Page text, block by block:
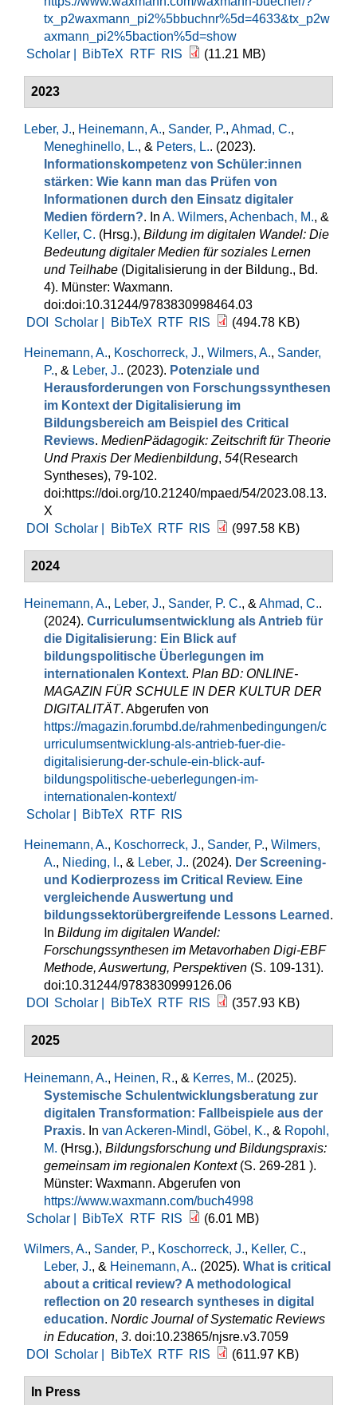
tx_p2waxmann_pi2%5bbuchnr%5d=4633&tx_p2w
axmann_pi2%5baction%5d=show
Scholar |
BibTeX RTF RIS (11.21 MB)
2023
Leber, J., Heinemann, A., Sander, P., Ahmad, C.,
Meneghinello, L., & Peters, L.. (2023).
Informationskompetenz von Schüler:innen
stärken: Wie kann man das Prüfen von
Informationen durch den Einsatz digitaler
Medien fördern?. In A. Wilmers, Achenbach, M., &
Keller, C. (Hrsg.), Bildung im digitalen Wandel: Die
Bedeutung digitaler Medien für soziales Lernen
und Teilhabe (Digitalisierung in der Bildung., Bd.
4). Münster: Waxmann.
doi:doi:10.31244/9783830998464.03
DOI
Scholar | BibTeX RTF RIS (494.78 KB)
Heinemann, A., Koschorreck, J., Wilmers, A., Sander,
P., & Leber, J.. (2023). Potenziale und
Herausforderungen von Forschungssynthesen
im Kontext der Digitalisierung im
Bildungsbereich am Beispiel des Critical
Reviews. MedienPädagogik: Zeitschrift für Theorie
Und Praxis Der Medienbildung, 54(Research
Syntheses), 79-102.
doi:https://doi.org/10.21240/mpaed/54/2023.08.13.
X
DOI
Scholar | BibTeX RTF RIS (997.58 KB)
2024
Heinemann, A., Leber, J., Sander, P. C., & Ahmad, C..
(2024). Curriculumsentwicklung als Antrieb für
die Digitalisierung: Ein Blick auf
bildungspolitische Überlegungen im
internationalen Kontext. Plan BD: ONLINE-
MAGAZIN FÜR SCHULE IN DER KULTUR DER
DIGITALITÄT. Abgerufen von
https://magazin.forumbd.de/rahmenbedingungen/c
urriculumsentwicklung-als-antrieb-fuer-die-
digitalisierung-der-schule-ein-blick-auf-
bildungspolitische-ueberlegungen-im-
internationalen-kontext/
Scholar |
BibTeX RTF RIS
Heinemann, A., Koschorreck, J., Sander, P., Wilmers,
A., Nieding, I., & Leber, J.. (2024). Der Screening-
und Kodierprozess im Critical Review. Eine
vergleichende Auswertung und
bildungssektorübergreifende Lessons Learned .
In Bildung im digitalen Wandel:
Forschungssynthesen im Metavorhaben Digi-EBF
Methode, Auswertung, Perspektiven (S. 109-131).
doi:10.31244/9783830999126.06
DOI
Scholar | BibTeX RTF RIS (357.93 KB)
2025
Heinemann, A., Heinen, R., & Kerres, M.. (2025).
Systemische Schulentwicklungsberatung zur
digitalen Transformation: Fallbeispiele aus der
Praxis. In van Ackeren-Mindl , Göbel, K., & Ropohl,
M. (Hrsg.), Bildungsforschung und Bildungspraxis:
gemeinsam im regionalen Kontext(S. 269-281 ).
Münster: Waxmann. Abgerufen von
https://www.waxmann.com/buch4998
Scholar |
BibTeX RTF RIS (6.01 MB)
Wilmers, A., Sander, P., Koschorreck, J., Keller, C.,
Leber, J., & Heinemann, A.. (2025). What is critical
about a critical review? A methodological
reflection on 20 research syntheses in digital
education. Nordic Journal of Systematic Reviews
in Education, 3. doi:10.23865/njsre.v3.7059
DOI
Scholar | BibTeX RTF RIS (611.97 KB)
In Press